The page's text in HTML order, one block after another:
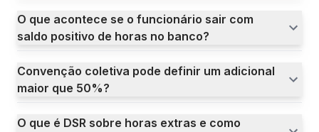
O que acontece se o funcionário sair com
saldo positivo de horas no banco?
Convenção coletiva pode definir um adicional
maior que 50%?
O que é DSR sobre horas extras e como